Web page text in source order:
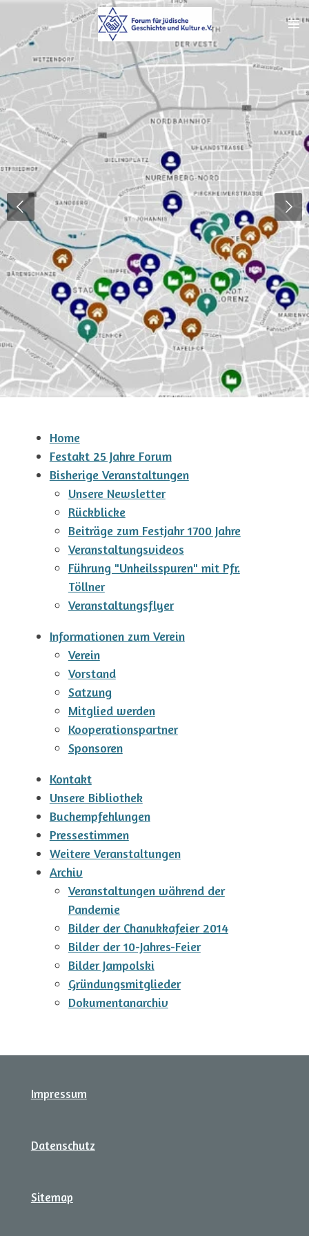
Hauptinhalt
springen
Home
Festakt 25 Jahre Forum
Bisherige Veranstaltungen
Unsere Newsletter
Rückblicke
Beiträge zum Festjahr 1700 Jahre
Veranstaltungsvideos
Führung "Unheilsspuren" mit Pfr.
Töllner
Veranstaltungsflyer
Informationen zum Verein
Verein
Vorstand
Satzung
Mitglied werden
Kooperationspartner
Sponsoren
Kontakt
Unsere Bibliothek
Buchempfehlungen
Pressestimmen
Weitere Veranstaltungen
Archiv
Veranstaltungen während der
Pandemie
Bilder der Chanukkafeier 2014
Bilder der 10-Jahres-Feier
Bilder Jampolski
Gründungsmitglieder
Dokumentanarchiv
Impressum
Datenschutz
Sitemap